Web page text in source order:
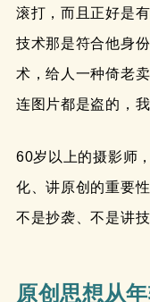
滚打，而且正好是
技术那是符合他身
术，给人一种倚老
连图片都是盗的，我
60岁以上的摄影师
化、讲原创的重要
不是抄袭、不是讲技
原创思想从